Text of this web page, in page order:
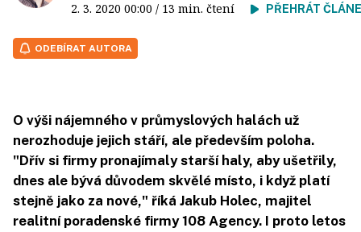
2. 3. 2020 00:00 / 13 min. čtení PŘEHRÁT
ODEBÍRAT AUTORA
O výši nájemného v průmyslových halách už
nerozhoduje jejich stáří, ale především poloha.
"Dřív si firmy pronajímaly starší haly, aby ušetřily,
dnes ale bývá důvodem skvělé místo, i když platí
stejně jako za nové," říká Jakub Holec, majitel
realitní poradenské firmy 108 Agency. I proto letos